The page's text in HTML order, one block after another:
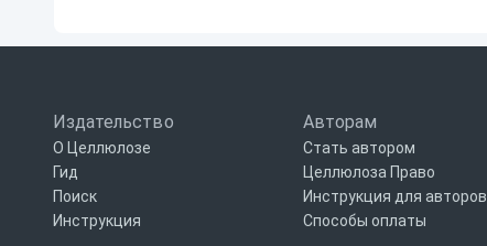
Издательство
О Целлюлозе
Гид
Поиск
Инструкция
Авторам
Стать автором
Целлюлоза Право
Инструкция для авторов
Способы оплаты